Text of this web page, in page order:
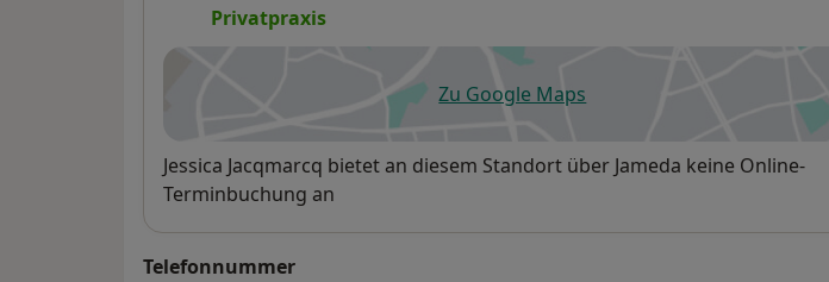
Privatpraxis
Zu Google Mapsöffnet in einer neuen Registerkarte
Verfügbarkeit
Jessica Jacqmarcq bietet an diesem Standort über Jameda keine Online-
Terminbuchung an
Telefonnummer